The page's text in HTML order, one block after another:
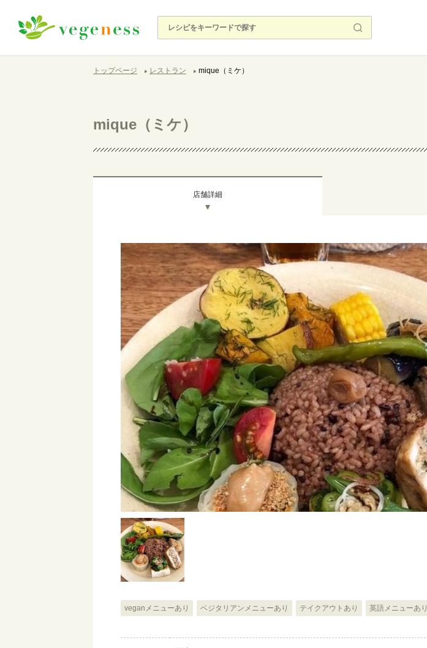
トップページ
レストラン mique（ミケ）
mique（ミケ）
店舗詳細
veganメニューあり ベジタリアンメニューあり テイクアウトあり 英語メニューあり